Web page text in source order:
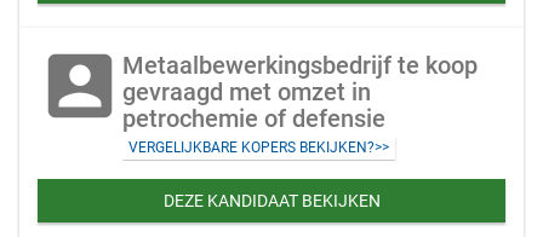
account_box Metaalbewerkingsbedrijf te koop
gevraagd met omzet in
petrochemie of defensie
VERGELIJKBARE KOPERS BEKIJKEN?>>
DEZE KANDIDAAT BEKIJKEN